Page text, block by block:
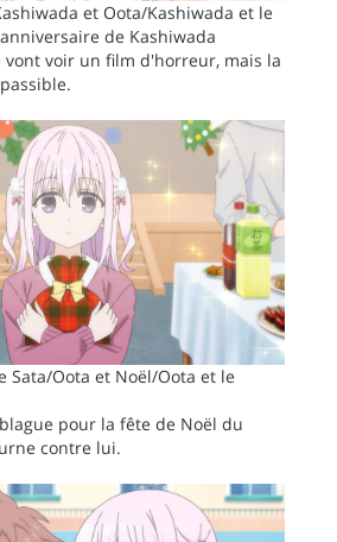
et Oota/Kashiwada et le
de Kashiwada
vont voir un film d'horreur, mais la
Sata/Oota et Noël/Oota et le
pour la fête de Noël du
contre lui.